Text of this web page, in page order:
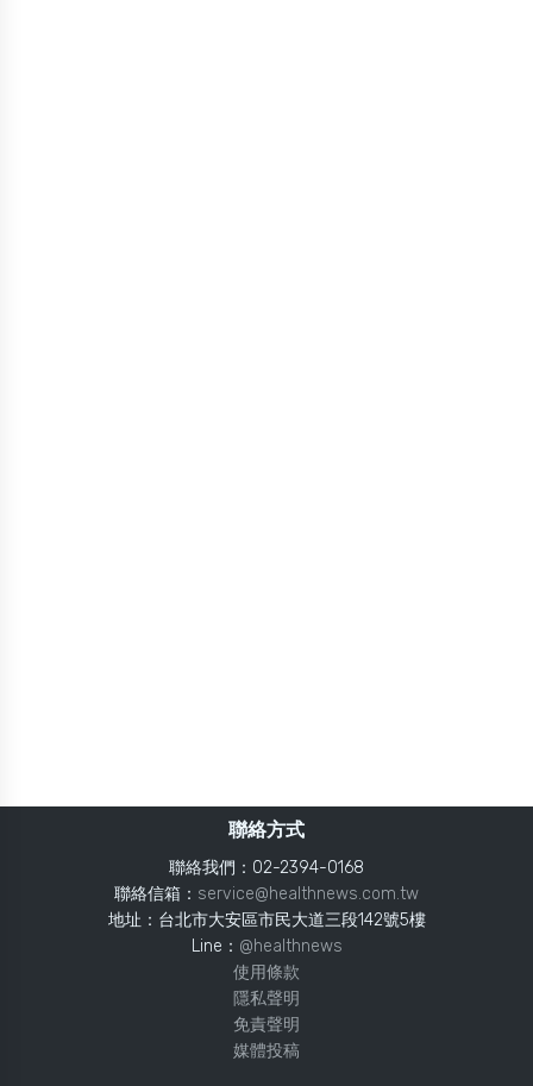
聯絡方式
聯絡我們：02-2394-0168
聯絡信箱： service@healthnews.com.tw
地址：台北市大安區市民大道三段142號5樓
Line： @healthnews
使用條款
隱私聲明
免責聲明
媒體投稿